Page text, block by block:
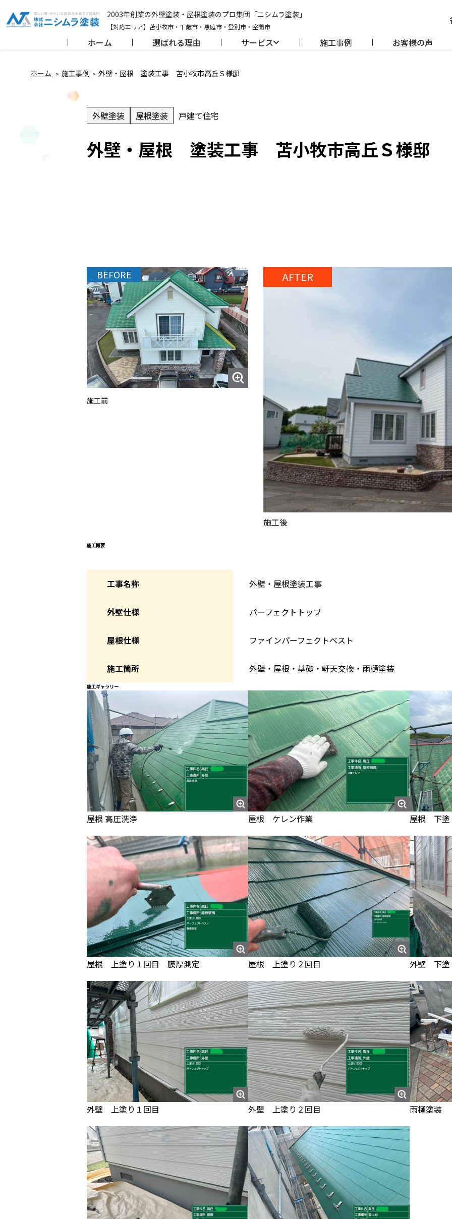
2003年創業の外壁塗装・屋根塗装のプロ集団「ニシムラ塗装」
【対応エリア】苫小牧市・千歳市・恵庭市・登別市・室蘭市
ホーム
選ばれる理由 サービス 施工事例 お客様の声
ホーム 施工事例 外壁・屋根 塗装工事 苫小牧市高丘Ｓ様邸
外壁塗装 屋根塗装 戸建て住宅
外壁・屋根 塗装工事 苫小牧市高丘Ｓ様邸
BEFORE
施工前
AFTER
施工後
施工概要
工事名称 外壁・屋根塗装工事
外壁仕様 パーフェクトトップ
屋根仕様 ファインパーフェクトベスト
施工箇所 外壁・屋根・基礎・軒天交換・雨樋塗装
施工ギャラリー
屋根 高圧洗浄 屋根 ケレン作業 屋根 下塗
屋根 上塗り１回目 膜厚測定 屋根 上塗り２回目 外壁 下塗
外壁 上塗り１回目 外壁 上塗り２回目 雨樋塗装